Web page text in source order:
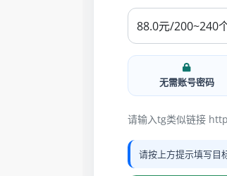
无需账号密码
请输入tg类似链接
请按上方提示填写目